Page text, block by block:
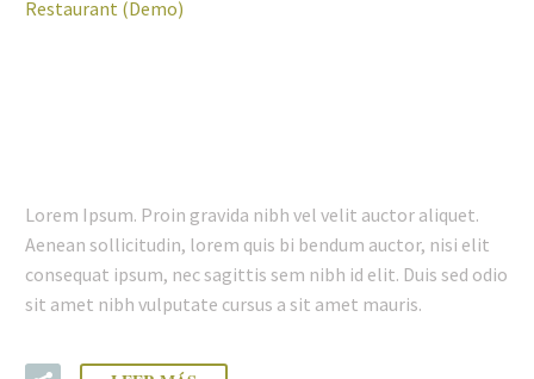
Restaurant (Demo)
Lorem Ipsum. Proin gravida nibh vel velit auctor aliquet.
Aenean sollicitudin, lorem quis bi bendum auctor, nisi elit
consequat ipsum, nec sagittis sem nibh id elit. Duis sed odio
sit amet nibh vulputate cursus a sit amet mauris.